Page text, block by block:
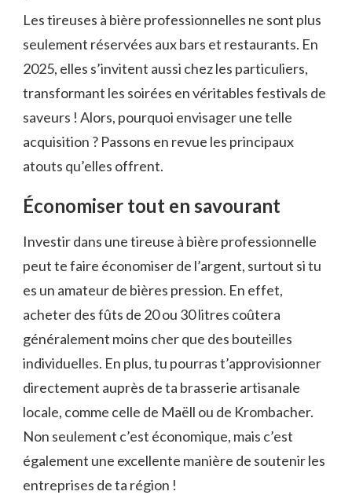
Les tireuses à bière professionnelles ne sont plus
seulement réservées aux bars et restaurants. En
2025, elles s’invitent aussi chez les particuliers,
transformant les soirées en véritables festivals de
saveurs ! Alors, pourquoi envisager une telle
acquisition ? Passons en revue les principaux
atouts qu’elles offrent.
Économiser tout en savourant
Investir dans une tireuse à bière professionnelle
peut te faire économiser de l’argent, surtout si tu
es un amateur de bières pression. En effet,
acheter des fûts de 20 ou 30 litres coûtera
généralement moins cher que des bouteilles
individuelles. En plus, tu pourras t’approvisionner
directement auprès de ta brasserie artisanale
locale, comme celle de Maëll ou de Krombacher.
Non seulement c’est économique, mais c’est
également une excellente manière de soutenir les
entreprises de ta région !